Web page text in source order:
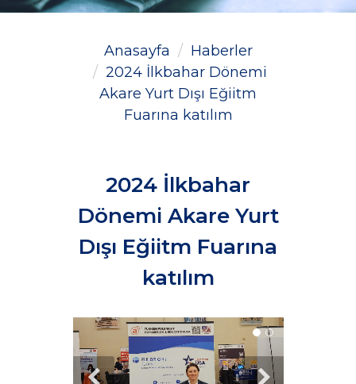
Anasayfa
Haberler
2024 İlkbahar Dönemi
Akare Yurt Dışı Eğiitm
Fuarına katılım
2024 İlkbahar
Dönemi Akare Yurt
Dışı Eğiitm Fuarına
katılım